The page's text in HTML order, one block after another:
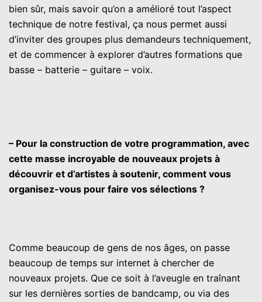
bien sûr, mais savoir qu’on a amélioré tout l’aspect
technique de notre festival, ça nous permet aussi
d’inviter des groupes plus demandeurs techniquement,
et de commencer à explorer d’autres formations que
basse – batterie – guitare – voix.
– Pour la construction de votre programmation, avec
cette masse incroyable de nouveaux projets à
découvrir et d’artistes à soutenir, comment vous
organisez-vous pour faire vos sélections ?
Comme beaucoup de gens de nos âges, on passe
beaucoup de temps sur internet à chercher de
nouveaux projets. Que ce soit à l’aveugle en traînant
sur les dernières sorties de bandcamp, ou via des